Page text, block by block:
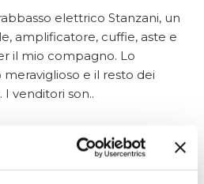
elettrico Stanzani, un
amplificatore, cuffie, aste e
il mio compagno. Lo
e il resto dei
venditori son..